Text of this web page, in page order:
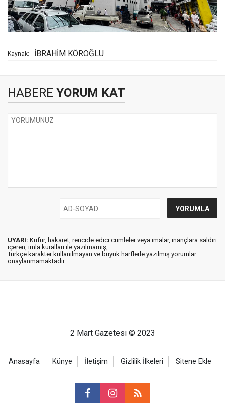
Kaynak: İBRAHİM KÖROĞLU
HABERE YORUM KAT
UYARI: Küfür, hakaret, rencide edici cümleler veya imalar, inançlara saldırı
içeren, imla kuralları ile yazılmamış,
Türkçe karakter kullanılmayan ve büyük harflerle yazılmış yorumlar
onaylanmamaktadır.
2 Mart Gazetesi © 2023
Anasayfa Künye İletişim Gizlilik İlkeleri Sitene Ekle